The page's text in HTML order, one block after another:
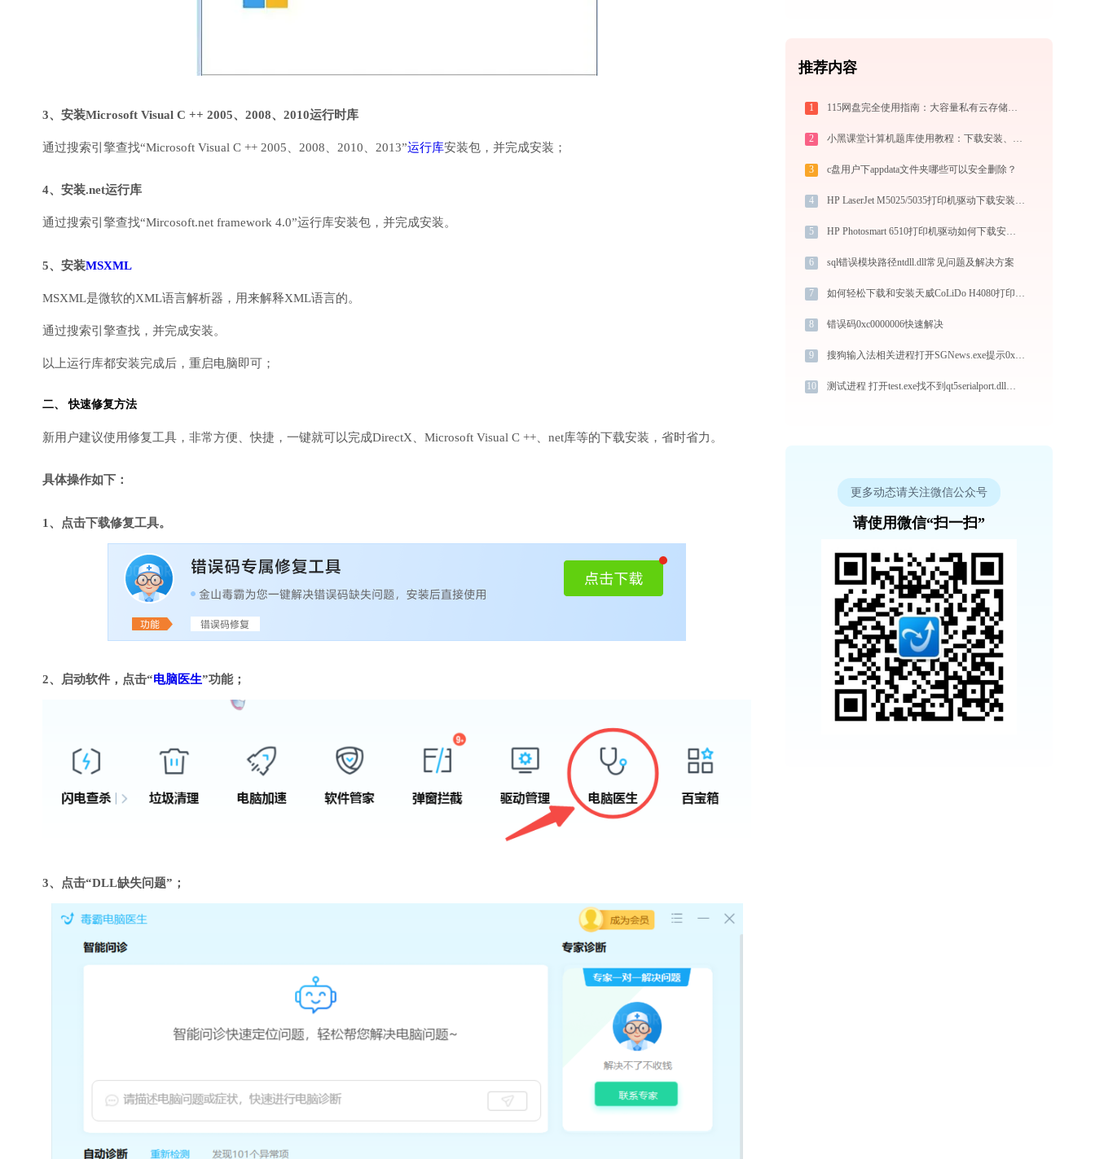
3、安装Microsoft Visual C ++ 2005、2008、2010运行时库
通过搜索引擎查找“Microsoft Visual C ++ 2005、2008、2010、2013”运行库安装包，并完成安装；
4、安装.net运行库
通过搜索引擎查找“Mircosoft.net framework 4.0”运行库安装包，并完成安装。
5、安装MSXML
MSXML是微软的XML语言解析器，用来解释XML语言的。
通过搜索引擎查找，并完成安装。
以上运行库都安装完成后，重启电脑即可；
二、 快速修复方法
新用户建议使用修复工具，非常方便、快捷，一键就可以完成DirectX、Microsoft Visual C ++、net库等的下载安装，省时省力。
具体操作如下：
1、点击下载修复工具。
2、启动软件，点击“电脑医生”功能；
3、点击“DLL缺失问题”；
推荐内容
1 115网盘完全使用指南：大容量私有云存储的注册、管理与分享全攻略（2026最新）
2 小黑课堂计算机题库使用教程：下载安装、模拟考试与高效刷题全攻略
3 c盘用户下appdata文件夹哪些可以安全删除？
4 HP LaserJet M5025/5035打印机驱动下载安装步骤详细解析，让安装更简单
5 HP Photosmart 6510打印机驱动如何下载安装？这里有你需要的所有信息
6 sql错误模块路径ntdll.dll常见问题及解决方案
7 如何轻松下载和安装天威CoLiDo H4080打印机驱动？跟着这篇指南走
8 错误码0xc0000006快速解决
9 搜狗输入法相关进程打开SGNews.exe提示0xc0000043错误码怎么办
10 测试进程 打开test.exe找不到qt5serialport.dll怎么办
更多动态请关注微信公众号
请使用微信“扫一扫”